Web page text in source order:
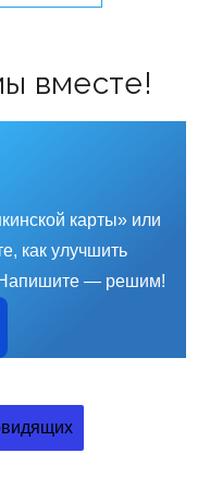
вместе!
карты» или
как улучшить
— решим!